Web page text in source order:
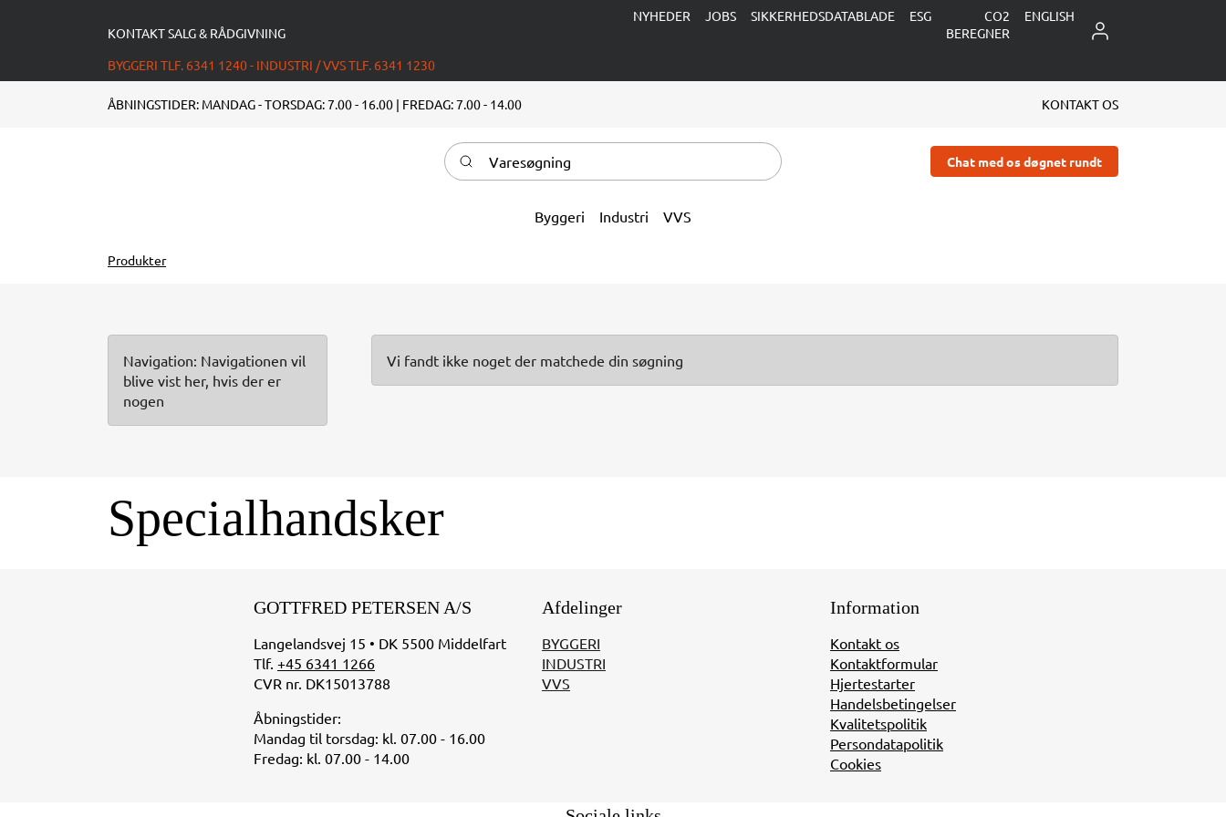
KONTAKT SALG & RÅDGIVNING
NYHEDER JOBS SIKKERHEDSDATABLADE ESG
CO2
BEREGNER
ENGLISH
LOG IND
BYGGERI TLF. 6341 1240 - INDUSTRI / VVS TLF. 6341 1230
ÅBNINGSTIDER: MANDAG - TORSDAG: 7.00 - 16.00 | FREDAG: 7.00 - 14.00 KONTAKT OS
Varesøgning
Chat med os døgnet rundt
Byggeri Industri VVS
Produkter
Navigation: Navigationen vil
blive vist her, hvis der er
nogen
Vi fandt ikke noget der matchede din søgning
Specialhandsker
GOTTFRED PETERSEN A/S
Langelandsvej 15 • DK 5500 Middelfart
Tlf. +45 6341 1266
CVR nr. DK15013788
Åbningstider:
Mandag til torsdag: kl. 07.00 - 16.00
Fredag: kl. 07.00 - 14.00
Afdelinger
BYGGERI
INDUSTRI
VVS
Information
Kontakt os
Kontaktformular
Hjertestarter
Handelsbetingelser
Kvalitetspolitik
Persondatapolitik
Cookies